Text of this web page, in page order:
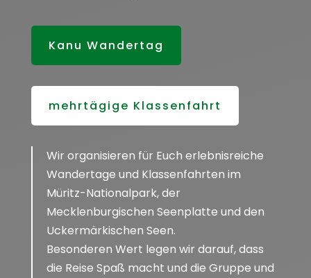
Kanu Wandertag
mehrtägige Klassenfahrt
Wir organisieren für Euch erlebnisreiche
Wandertage und Klassenfahrten im
Müritz-Nationalpark, der
Mecklenburgischen Seenplatte und den
Uckermärkischen Seen.
Besonderen Wert legen wir darauf, dass
die Reise Spaß macht und die Gruppe und